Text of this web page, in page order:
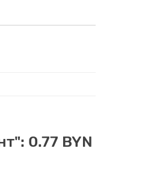
0.77 BYN